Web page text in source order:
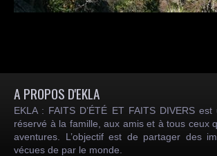
A PROPOS D'EKLA
EKLA : FAITS D’ÉTÉ ET FAITS DIVERS
réservé à la famille, aux amis et à tous ceux
aventures. L’objectif est de partager des
vécues de par le monde.